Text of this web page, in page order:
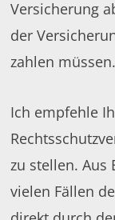
Versicherung
der
zahlen müssen.
Ich empfehle
zu stellen. Aus
vielen Fällen